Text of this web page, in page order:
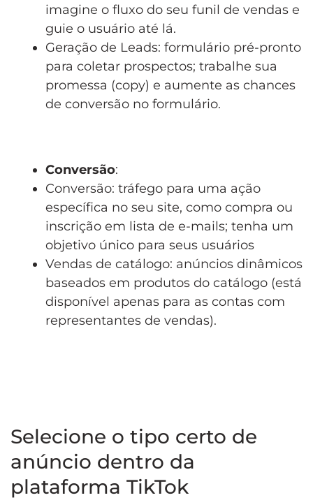
imagine o fluxo do seu funil de vendas e
guie o usuário até lá.
Geração de Leads: formulário pré-pronto
para coletar prospectos; trabalhe sua
promessa (copy) e aumente as chances
de conversão no formulário.
Conversão:
Conversão: tráfego para uma ação
específica no seu site, como compra ou
inscrição em lista de e-mails; tenha um
objetivo único para seus usuários
Vendas de catálogo: anúncios dinâmicos
baseados em produtos do catálogo (está
disponível apenas para as contas com
representantes de vendas).
Selecione o tipo certo de
anúncio dentro da
plataforma TikTok